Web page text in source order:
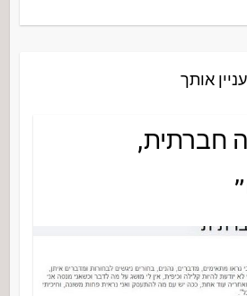
אותך
חברתית,